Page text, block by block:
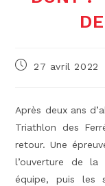
Publication
27 avril 2022
Après deux ans
Triathlon des
retour. Une
l’ouverture de
équipe, puis les